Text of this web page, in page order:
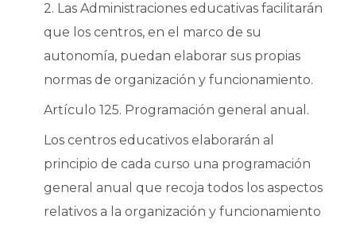
2. Las Administraciones educativas facilitarán
que los centros, en el marco de su
autonomía, puedan elaborar sus propias
normas de organización y funcionamiento.
Artículo 125. Programación general anual.
Los centros educativos elaborarán al
principio de cada curso una programación
general anual que recoja todos los aspectos
relativos a la organización y funcionamiento